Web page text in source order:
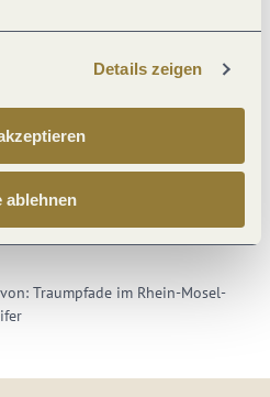
Details zeigen
ablehnen
Traumpfade im Rhein-Mosel-